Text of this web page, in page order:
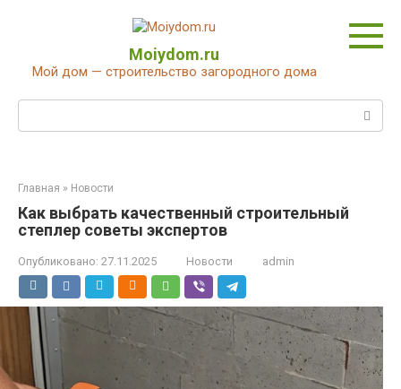
Moiydom.ru
Мой дом — строительство загородного дома
Главная » Новости
Как выбрать качественный строительный
степлер советы экспертов
Опубликовано: 27.11.2025 Новости admin